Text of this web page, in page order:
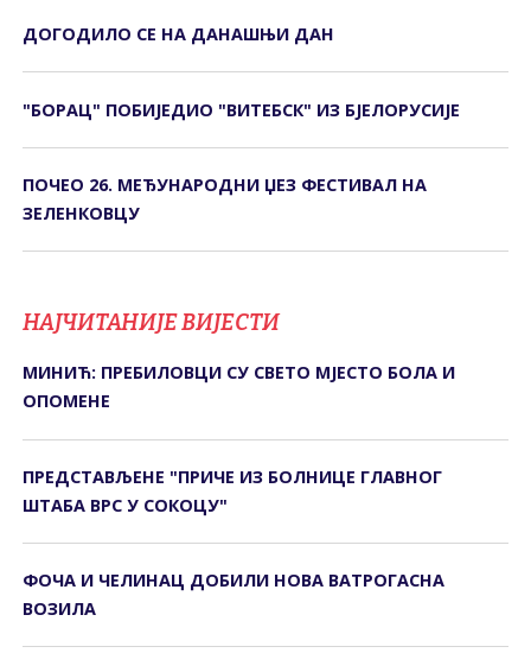
ДОГОДИЛО СЕ НА ДАНАШЊИ ДАН
"БОРАЦ" ПОБИЈЕДИО "ВИТЕБСК" ИЗ БЈЕЛОРУСИЈЕ
ПОЧЕО 26. МЕЂУНАРОДНИ ЏЕЗ ФЕСТИВАЛ НА
ЗЕЛЕНКОВЦУ
НАЈЧИТАНИЈЕ ВИЈЕСТИ
МИНИЋ: ПРЕБИЛОВЦИ СУ СВЕТО МЈЕСТО БОЛА И
ОПОМЕНЕ
ПРЕДСТАВЉЕНЕ "ПРИЧЕ ИЗ БОЛНИЦЕ ГЛАВНОГ
ШТАБА ВРС У СОКОЦУ"
ФОЧА И ЧЕЛИНАЦ ДОБИЛИ НОВА ВАТРОГАСНА
ВОЗИЛА